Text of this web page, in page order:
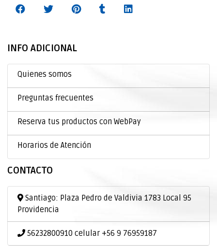
INFO ADICIONAL
Quienes somos
Preguntas frecuentes
Reserva tus productos con WebPay
Horarios de Atención
CONTACTO
Santiago: Plaza Pedro de Valdivia 1783 Local 95
Providencia
56232800910 celular +56 9 76959187